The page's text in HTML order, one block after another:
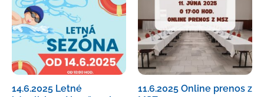
14.6.2025 Letné
11.6.2025 Online prenos z